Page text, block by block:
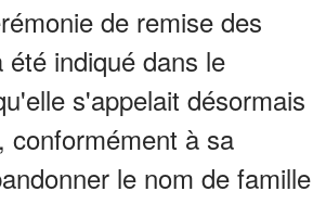
de remise des
indiqué dans le
s'appelait désormais
, conformément à sa
le nom de famille